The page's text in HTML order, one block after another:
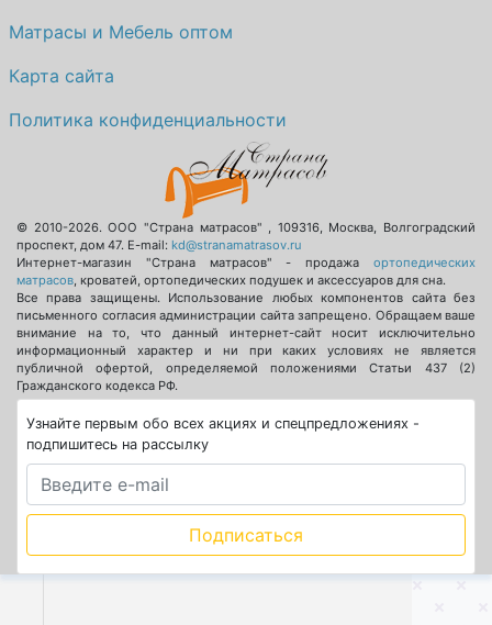
Матрасы и Мебель оптом
Карта сайта
Политика конфиденциальности
© 2010-2026.ООО "Страна матрасов" , 109316, Москва, Волгоградский
проспект, дом 47. E-mail: kd@stranamatrasov.ru
Интернет-магазин "Страна матрасов" - продажа ортопедических
матрасов, кроватей, ортопедических подушек и аксессуаров для сна.
Все права защищены. Использование любых компонентов сайта без
письменного согласия администрации сайта запрещено. Обращаем ваше
внимание на то, что данный интернет-сайт носит исключительно
информационный характер и ни при каких условиях не является
публичной офертой, определяемой положениями Статьи 437 (2)
Гражданского кодекса РФ.
Узнайте первым обо всех акциях и спецпредложениях -
подпишитесь на рассылку